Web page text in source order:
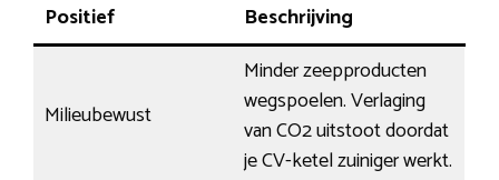
Positief Beschrijving
Milieubewust
Minder zeepproducten
wegspoelen. Verlaging
van CO2 uitstoot doordat
je CV-ketel zuiniger werkt.